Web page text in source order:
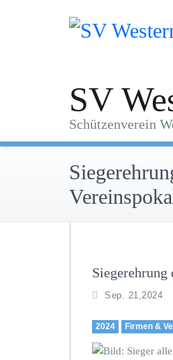
SV
Schützenverein
Siegerehrung
Sep. 21,2024
2024 Firmen &